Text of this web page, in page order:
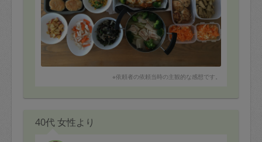
※依頼者の依頼当時の主観的な感想です。
40代 女性より